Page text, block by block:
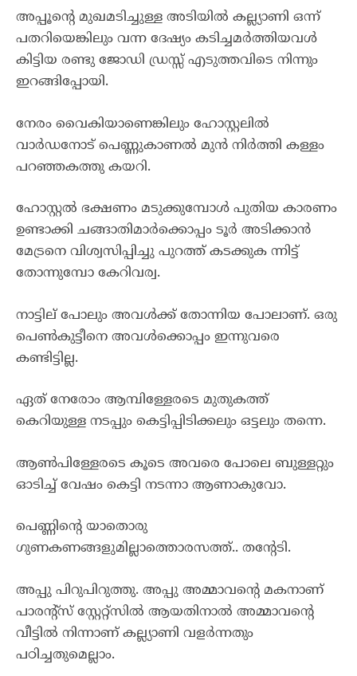
അപ്പൂന്റെ മുഖമടിച്ചുള്ള അടിയിൽ കല്ല്യാണി ഒന്ന്
പതറിയെങ്കിലും വന്ന ദേഷ്യം കടിച്ചമർത്തിയവൾ
കിട്ടിയ രണ്ടു ജോഡി ഡ്രസ്സ്‌ എടുത്തവിടെ നിന്നും
ഇറങ്ങിപ്പോയി.
നേരം വൈകിയാണെങ്കിലും ഹോസ്റ്റലിൽ
വാർഡനോട് പെണ്ണുകാണൽ മുൻ നിർത്തി കള്ളം
പറഞ്ഞകത്തു കയറി.
ഹോസ്റ്റൽ ഭക്ഷണം മടുക്കുമ്പോൾ പുതിയ കാരണം
ഉണ്ടാക്കി ചങ്ങാതിമാർക്കൊപ്പം ടൂർ അടിക്കാൻ
മേട്രനെ വിശ്വസിപ്പിച്ചു പുറത്ത് കടക്കുക ന്നിട്ട്
തോന്നുമ്പോ കേറിവര്വ.
നാട്ടില് പോലും അവൾക്ക് തോന്നിയ പോലാണ്. ഒരു
പെൺകുട്ടീനെ അവൾക്കൊപ്പം ഇന്നുവരെ
കണ്ടിട്ടില്ല.
ഏത് നേരോം ആമ്പിള്ളേരടെ മുതുകത്ത്
കെറിയുള്ള നടപ്പും കെട്ടിപ്പിടിക്കലും ഒട്ടലും തന്നെ.
ആൺപിള്ളേരടെ കൂടെ അവരെ പോലെ ബുള്ളറ്റും
ഓടിച്ച് വേഷം കെട്ടി നടന്നാ ആണാകുവോ.
പെണ്ണിന്റെ യാതൊരു
ഗുണകണങ്ങളുമില്ലാത്തൊരസത്ത്.. തന്റേടി.
അപ്പു പിറുപിറുത്തു. അപ്പു അമ്മാവന്റെ മകനാണ്
പാരന്റ്സ് സ്റ്റേറ്റ്സിൽ ആയതിനാൽ അമ്മാവന്റെ
വീട്ടിൽ നിന്നാണ് കല്ല്യാണി വളർന്നതും
പഠിച്ചതുമെല്ലാം.